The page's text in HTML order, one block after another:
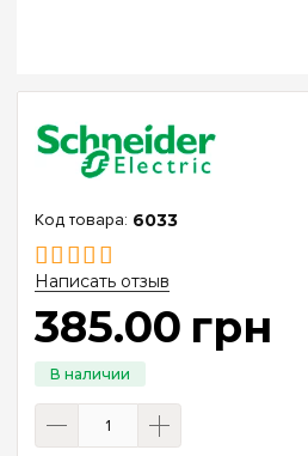
6033
Написать отзыв
385.00 грн